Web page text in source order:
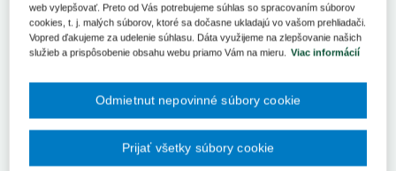
pracovnej povinnosti zdravotníckym pracovníkom?
Pre zobrazenie článku nemáte dostatočné oprávnenia.
Odomknite si prístup k odbornému obsahu na portáli.
Prístup k obsahu portálu majú len registrovaní používatelia
portálu. Pokiaľ ste už zaregistrovaný, stačí sa prihlásiť.
Ak ešte nemáte prístup k obsahu portálu, využite 10-dňovú
web vylepšovať. Preto od Vás potrebujeme súhlas so spracovaním súborov
cookies, t. j. malých súborov, ktoré sa dočasne ukladajú vo vašom prehliadači.
Vopred ďakujeme za udelenie súhlasu. Dáta využijeme na zlepšovanie našich
služieb a prispôsobenie obsahu webu priamo Vám na mieru. Viac informácií
Odmietnut nepovinné súbory cookie
Prijať všetky súbory cookie